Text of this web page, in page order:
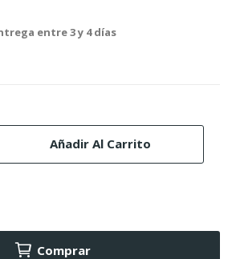
entre 3 y 4 días
Añadir Al Carrito
Comprar